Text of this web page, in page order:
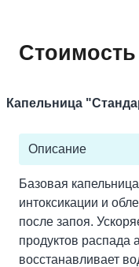
Стоимость
Капельница
Описание
Базовая
интоксикации и
после запоя.
продуктов распада
восстанавливает